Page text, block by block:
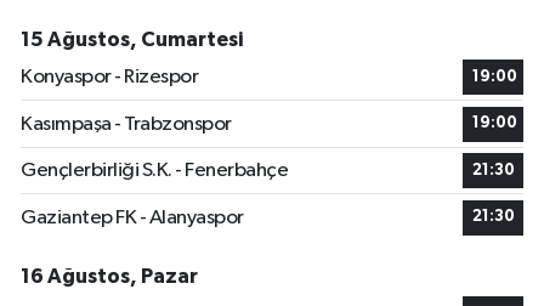
15 Ağustos, Cumartesi
Konyaspor - Rizespor
19:00
Kasımpaşa - Trabzonspor 19:00
Gençlerbirliği S.K. - Fenerbahçe 21:30
Gaziantep FK - Alanyaspor 21:30
16 Ağustos, Pazar